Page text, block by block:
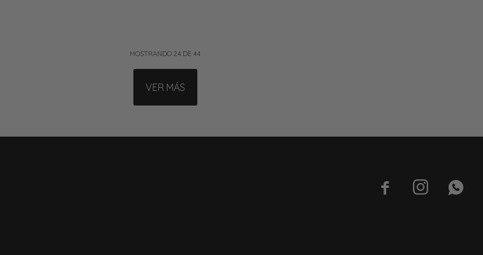
MOSTRANDO24 DE 44
VER MÁS
  